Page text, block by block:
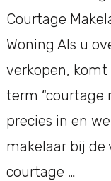
Courtage
Woning Als u
verkopen,
term “courtage
precies in en
makelaar bij de
courtage …